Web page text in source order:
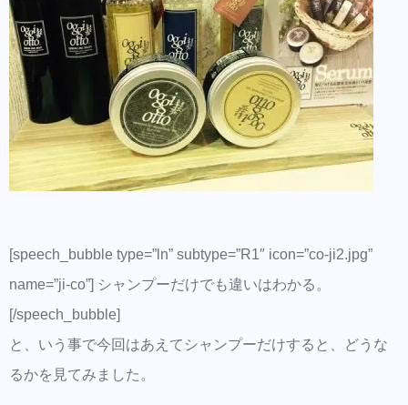
[speech_bubble type=”ln” subtype=”R1″ icon=”co-ji2.jpg”
name=”ji-co”] シャンプーだけでも違いはわかる。
[/speech_bubble]
と、いう事で今回はあえてシャンプーだけすると、どうな
るかを見てみました。